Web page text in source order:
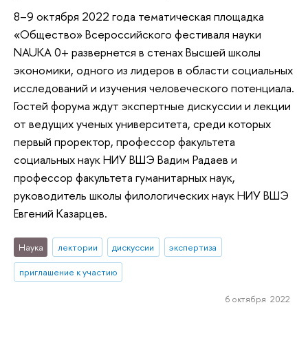
8–9 октября 2022 года тематическая площадка
«Общество» Всероссийского фестиваля науки
NAUKA 0+ развернется в стенах Высшей школы
экономики, одного из лидеров в области социальных
исследований и изучения человеческого потенциала.
Гостей форума ждут экспертные дискуссии и лекции
от ведущих ученых университета, среди которых
первый проректор, профессор факультета
социальных наук НИУ ВШЭ Вадим Радаев и
профессор факультета гуманитарных наук,
руководитель школы филологических наук НИУ ВШЭ
Евгений Казарцев.
Наука лектории дискуссии
экспертиза
приглашение к участию
6 октября 2022